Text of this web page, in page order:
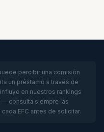
percibir una comisión
un préstamo a través de
en nuestros rankings
consulta siempre las
EFC antes de solicitar.